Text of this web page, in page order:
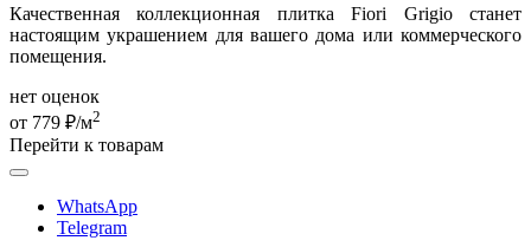
Качественная коллекционная плитка Fiori Grigioстанет
настоящим украшением для вашего дома или коммерческого
помещения.
нет оценок
от 779 ₽/м2
Перейти к товарам
WhatsApp
Telegram